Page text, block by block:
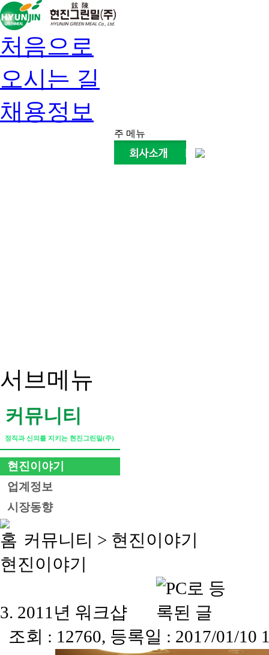
처음으로
오시는 길
채용정보
주 메뉴
서브메뉴
커뮤니티
정직과 신의를 지키는 현진그린밀(주)
현진이야기
업계정보
시장동향
커뮤니티 > 현진이야기
현진이야기
3. 2011년 워크샵
조회 : 12760, 등록일 : 2017/01/10